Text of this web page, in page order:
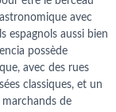
avec
espagnols aussi bien
possède
avec des rues
classiques, et un
de